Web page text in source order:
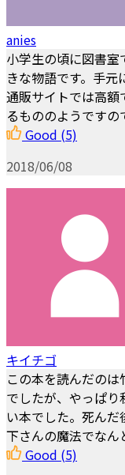
anies
小学生の頃に図書
きな物語です。手元
通販サイトでは高額
るもののようです
Good (5)
2018/06/08
キイチゴ
この本を読んだの
でしたが、やっぱ
い本でした。死ん
下さんの魔法でなん
Good (5)